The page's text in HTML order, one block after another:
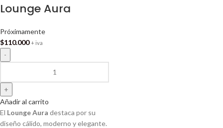
Lounge Aura
Próximamente
$110.000 + iva
Añadir al carrito
El Lounge Aura destaca por su
diseño cálido, moderno y elegante.